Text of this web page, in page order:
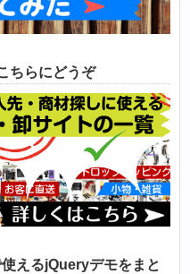
ちらにどうぞ
えるjQueryデモをまと